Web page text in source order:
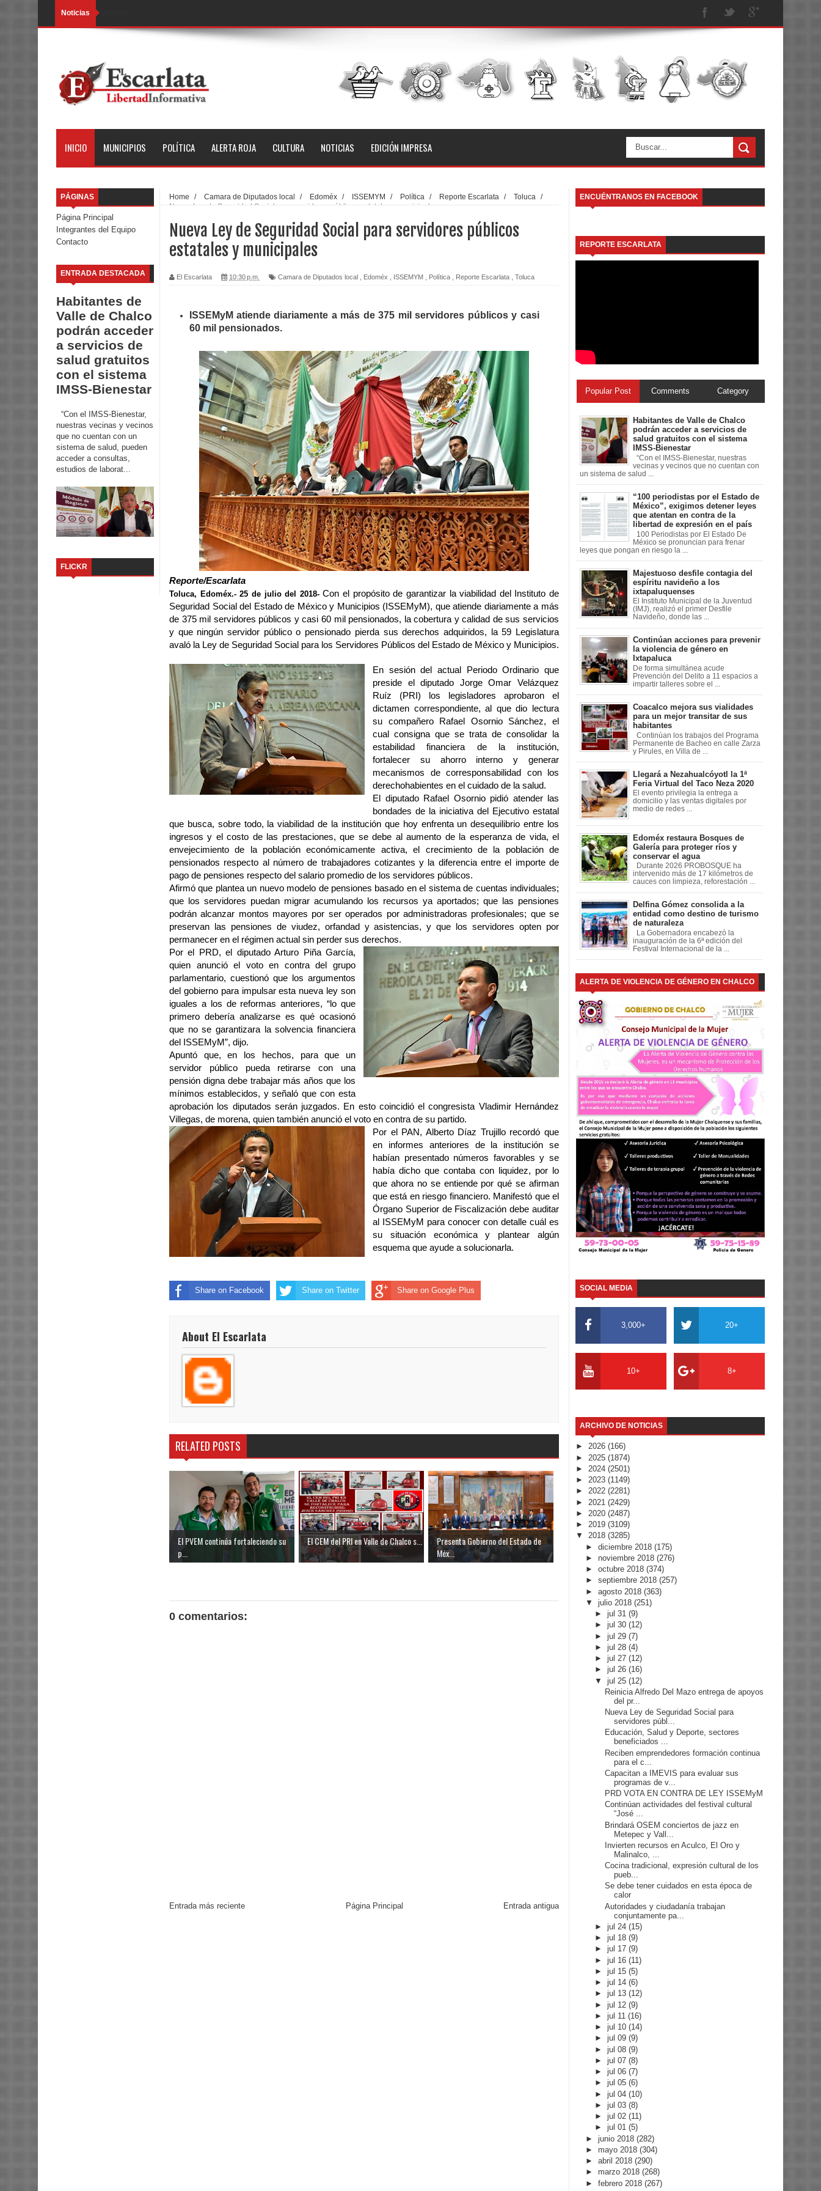
Noticias
INICIO MUNICIPIOS POLÍTICA ALERTA ROJA CULTURA NOTICIAS EDICIÓN IMPRESA
PÁGINAS
Página Principal
Integrantes del Equipo
Contacto
ENTRADA DESTACADA
Habitantes de
Valle de Chalco
podrán acceder
a servicios de
salud gratuitos
con el sistema
IMSS-Bienestar
“Con el IMSS-Bienestar,
nuestras vecinas y vecinos
que no cuentan con un
sistema de salud, pueden
acceder a consultas,
estudios de laborat...
FLICKR
Home / Camara de Diputados local / Edoméx / ISSEMYM / Política / Reporte Escarlata / Toluca
/
Nueva Ley de Seguridad Social para servidores públicos estatales y municipales
Nueva Ley de Seguridad Social para servidores públicos
estatales y municipales
El Escarlata 10:30 p.m. Camara de Diputados local Edoméx ISSEMYM Política Reporte Escarlata Toluca
ISSEMyM atiende diariamente a más de 375 mil servidores públicos y casi
60 mil pensionados.
Reporte/Escarlata
Toluca, Edoméx.- 25 de julio del 2018-Con el propósito de garantizar la viabilidad del Instituto de
Seguridad Social del Estado de México y Municipios (ISSEMyM), que atiende diariamente a más
de 375 mil servidores públicos y casi 60 mil pensionados, la cobertura y calidad de sus servicios
y que ningún servidor público o pensionado pierda sus derechos adquiridos, la 59 Legislatura
avaló la Ley de Seguridad Social para los Servidores Públicos del Estado de México y Municipios.
En sesión del actual Periodo Ordinario que
preside el diputado Jorge Omar Velázquez
Ruíz (PRI) los legisladores aprobaron el
dictamen correspondiente, al que dio lectura
su compañero Rafael Osornio Sánchez, el
cual consigna que se trata de consolidar la
estabilidad financiera de la institución,
fortalecer su ahorro interno y generar
mecanismos de corresponsabilidad con los
derechohabientes en el cuidado de la salud.
El diputado Rafael Osornio pidió atender las
bondades de la iniciativa del Ejecutivo estatal
que busca, sobre todo, la viabilidad de la institución que hoy enfrenta un desequilibrio entre los
ingresos y el costo de las prestaciones, que se debe al aumento de la esperanza de vida, el
envejecimiento de la población económicamente activa, el crecimiento de la población de
pensionados respecto al número de trabajadores cotizantes y la diferencia entre el importe de
pago de pensiones respecto del salario promedio de los servidores públicos.
Afirmó que plantea un nuevo modelo de pensiones basado en el sistema de cuentas individuales;
que los servidores puedan migrar acumulando los recursos ya aportados; que las pensiones
podrán alcanzar montos mayores por ser operados por administradoras profesionales; que se
preservan las pensiones de viudez, orfandad y asistencias, y que los servidores opten por
permanecer en el régimen actual sin perder sus derechos.
Por el PRD, el diputado Arturo Piña García,
quien anunció el voto en contra del grupo
parlamentario, cuestionó que los argumentos
del gobierno para impulsar esta nueva ley son
iguales a los de reformas anteriores, “lo que
primero debería analizarse es qué ocasionó
que no se garantizara la solvencia financiera
del ISSEMyM”, dijo.
Apuntó que, en los hechos, para que un
servidor público pueda retirarse con una
pensión digna debe trabajar más años que los
mínimos establecidos, y señaló que con esta
aprobación los diputados serán juzgados. En esto coincidió el congresista Vladimir Hernández
Villegas, de morena, quien también anunció el voto en contra de su partido.
Por el PAN, Alberto Díaz Trujillo recordó que
en informes anteriores de la institución se
habían presentado números favorables y se
había dicho que contaba con liquidez, por lo
que ahora no se entiende por qué se afirman
que está en riesgo financiero. Manifestó que el
Órgano Superior de Fiscalización debe auditar
al ISSEMyM para conocer con detalle cuál es
su situación económica y plantear algún
esquema que ayude a solucionarla.
Share on Facebook Share on Twitter Share on Google Plus
About El Escarlata
RELATED POSTS
El PVEM continúa fortaleciendo su
p...
El CEM del PRI en Valle de Chalco s...
Presenta Gobierno del Estado de
Méx...
0 comentarios:
Entrada más reciente Entrada antigua
Página Principal
ENCUÉNTRANOS EN FACEBOOK
REPORTE ESCARLATA
Popular Post Comments Category
Habitantes de Valle de Chalco
podrán acceder a servicios de
salud gratuitos con el sistema
IMSS-Bienestar
“Con el IMSS-Bienestar, nuestras
vecinas y vecinos que no cuentan con
un sistema de salud ...
“100 periodistas por el Estado de
México”, exigimos detener leyes
que atentan en contra de la
libertad de expresión en el país
100 Periodistas por El Estado De
México se pronuncian para frenar
leyes que pongan en riesgo la ...
Majestuoso desfile contagia del
espíritu navideño a los
ixtapaluquenses
El Instituto Municipal de la Juventud
(IMJ), realizó el primer Desfile
Navideño, donde las ...
Continúan acciones para prevenir
la violencia de género en
Ixtapaluca
De forma simultánea acude
Prevención del Delito a 11 espacios a
impartir talleres sobre el ...
Coacalco mejora sus vialidades
para un mejor transitar de sus
habitantes
Continúan los trabajos del Programa
Permanente de Bacheo en calle Zarza
y Pirules, en Villa de ...
Llegará a Nezahualcóyotl la 1ª
Feria Virtual del Taco Neza 2020
El evento privilegia la entrega a
domicilio y las ventas digitales por
medio de redes ...
Edoméx restaura Bosques de
Galería para proteger ríos y
conservar el agua
Durante 2026 PROBOSQUE ha
intervenido más de 17 kilómetros de
cauces con limpieza, reforestación ...
Delfina Gómez consolida a la
entidad como destino de turismo
de naturaleza
La Gobernadora encabezó la
inauguración de la 6ª edición del
Festival Internacional de la ...
ALERTA DE VIOLENCIA DE GÉNERO EN CHALCO
SOCIAL MEDIA
3,000+ 20+
10+ 8+
ARCHIVO DE NOTICIAS
► 2026 (166)
► 2025 (1874)
► 2024 (2501)
► 2023 (1149)
► 2022 (2281)
► 2021 (2429)
► 2020 (2487)
► 2019 (3109)
▼ 2018 (3285)
► diciembre 2018 (175)
► noviembre 2018 (276)
► octubre 2018 (374)
► septiembre 2018 (257)
► agosto 2018 (363)
▼ julio 2018 (251)
►jul 31(9)
►jul 30(12)
►jul 29(7)
►jul 28(4)
►jul 27(12)
►jul 26(16)
▼jul 25(12)
Reinicia Alfredo Del Mazo entrega de apoyos
del pr...
Nueva Ley de Seguridad Social para
servidores públ...
Educación, Salud y Deporte, sectores
beneficiados ...
Reciben emprendedores formación continua
para el c...
Capacitan a IMEVIS para evaluar sus
programas de v...
PRD VOTA EN CONTRA DE LEY ISSEMyM
Continúan actividades del festival cultural
“José ...
Brindará OSEM conciertos de jazz en
Metepec y Vall...
Invierten recursos en Aculco, El Oro y
Malinalco, ...
Cocina tradicional, expresión cultural de los
pueb...
Se debe tener cuidados en esta época de
calor
Autoridades y ciudadanía trabajan
conjuntamente pa...
►jul 24(15)
►jul 18(9)
►jul 17(9)
►jul 16(11)
►jul 15(5)
►jul 14(6)
►jul 13(12)
►jul 12(9)
►jul 11(16)
►jul 10(14)
►jul 09(9)
►jul 08(9)
►jul 07(8)
►jul 06(7)
►jul 05(6)
►jul 04(10)
►jul 03(8)
►jul 02(11)
►jul 01(5)
► junio 2018 (282)
► mayo 2018 (304)
► abril 2018 (290)
► marzo 2018 (268)
► febrero 2018 (267)